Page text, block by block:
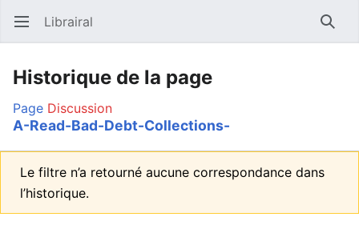
Ouvrir le menu principal Librairal
Historique de la page
Page Discussion
A-Read-Bad-Debt-Collections-
Le filtre n’a retourné aucune correspondance dans
l’historique.